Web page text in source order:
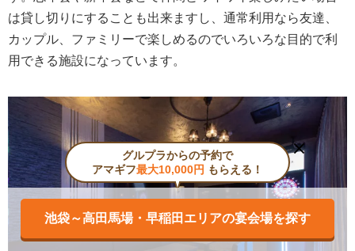
は貸し切りにすることも出来ますし、通常利用なら友達、
カップル、ファミリーで楽しめるのでいろいろな目的で利
用できる施設になっています。
グルプラからの予約で
アマギフ最大10,000円 もらえる！
池袋～高田馬場・早稲田エリアの宴会場を探す